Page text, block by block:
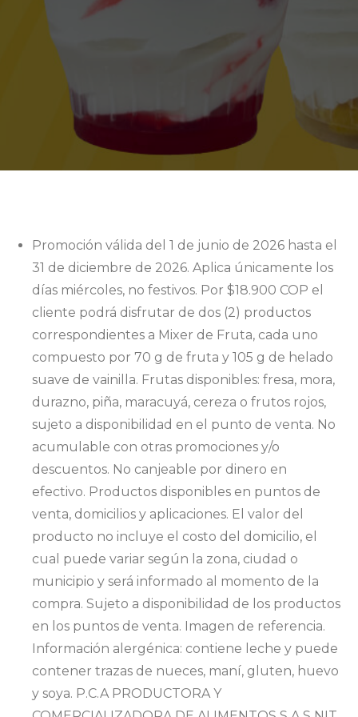
Promoción válida del 1 de junio de 2026 hasta el
31 de diciembre de 2026. Aplica únicamente los
días miércoles, no festivos. Por $18.900 COP el
cliente podrá disfrutar de dos (2) productos
correspondientes a Mixer de Fruta, cada uno
compuesto por 70 g de fruta y 105 g de helado
suave de vainilla. Frutas disponibles: fresa, mora,
durazno, piña, maracuyá, cereza o frutos rojos,
sujeto a disponibilidad en el punto de venta. No
acumulable con otras promociones y/o
descuentos. No canjeable por dinero en
efectivo. Productos disponibles en puntos de
venta, domicilios y aplicaciones. El valor del
producto no incluye el costo del domicilio, el
cual puede variar según la zona, ciudad o
municipio y será informado al momento de la
compra. Sujeto a disponibilidad de los productos
en los puntos de venta. Imagen de referencia.
Información alergénica: contiene leche y puede
contener trazas de nueces, maní, gluten, huevo
y soya. P.C.A PRODUCTORA Y